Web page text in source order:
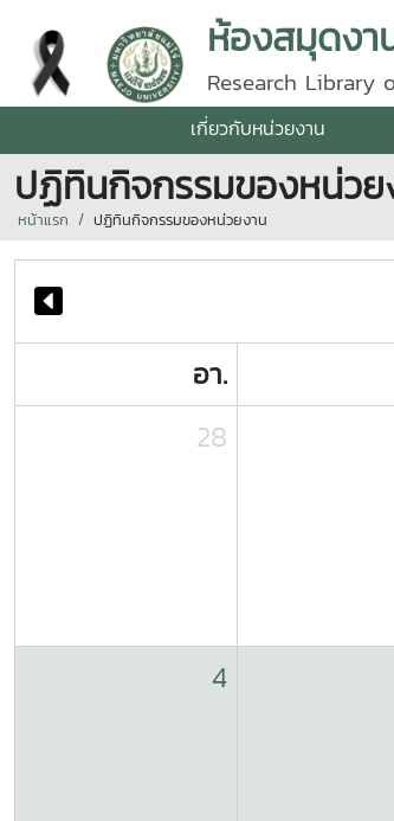
ห้องสมุดงา
Research Library
เกี่ยวกับหน่วยงาน
ปฏิทินกิจกรรมของหน่วย
หน้าแรก ปฏิทินกิจกรรมของหน่วยงาน
อา.
28
4